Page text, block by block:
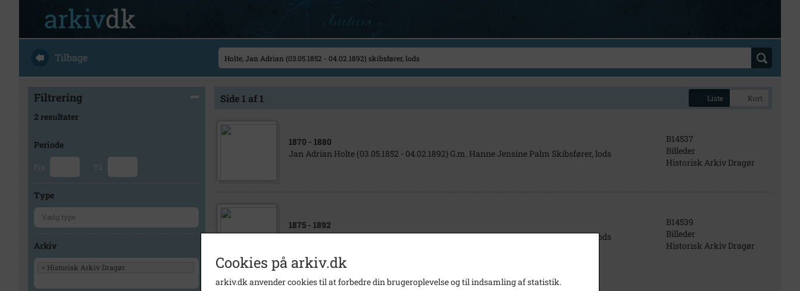
Tilbage
Filtrering
2 resultater
Periode
Fra Til
Type
Arkiv
× Historisk Arkiv Dragør
Side 1 af 1 Liste Kort
1870 - 1880
Jan Adrian Holte (03.05.1852 - 04.02.1892) G.m. Hanne Jensine Palm Skibsfører, lods
B14537
Billeder
Historisk Arkiv Dragør
1875 - 1892
Jan Adrian Holte (03.05.1852 - 04.02.1892) G.m. Hanne Jensine Palm Skibsfører, lods
B14539
Billeder
Historisk Arkiv Dragør
Cookies på arkiv.dk
arkiv.dk anvender cookies til at forbedre din brugeroplevelse og til indsamling af statistik.